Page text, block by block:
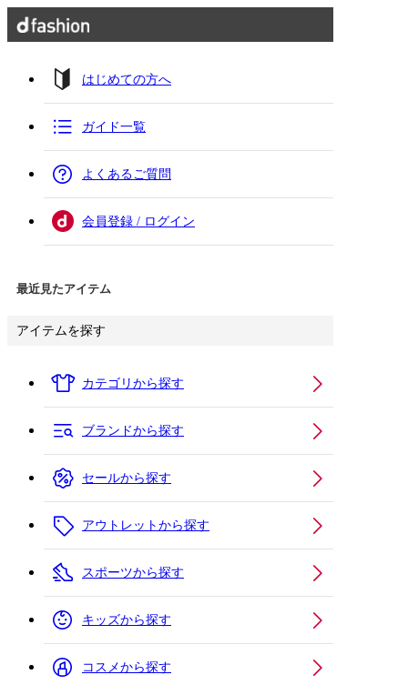
はじめての方へ
ガイド一覧
よくあるご質問
会員登録 / ログイン
最近見たアイテム
アイテムを探す
カテゴリから探す
ブランドから探す
セールから探す
アウトレットから探す
スポーツから探す
キッズから探す
コスメから探す